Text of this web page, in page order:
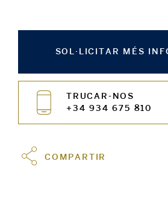
SOL·LICITAR MÉS
TRUCAR-NOS
+34 934 675 810
COMPARTIR